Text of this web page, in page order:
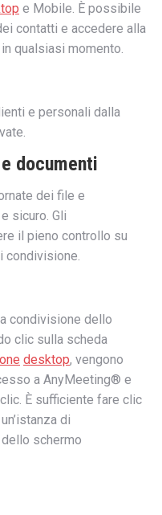
e Mobile. È possibile
contatti e accedere alla
qualsiasi momento.
e personali dalla
documenti
dei file e
sicuro. Gli
il pieno controllo su
condivisione.
condivisione dello
clic sulla scheda
desktop, vengono
a AnyMeeting® e
È sufficiente fare clic
di
schermo